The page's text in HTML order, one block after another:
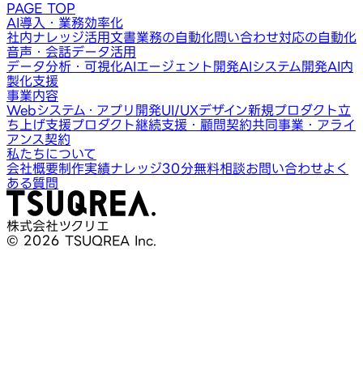
PAGE TOP
AI導入・業務効率化
社内ナレッジ活用文書業務の自動化問い合わせ対応の自動化
音声・会話データ活用
データ分析・可視化AIエージェント開発AIシステム開発AI内
製化支援
事業内容
Webシステム・アプリ開発UI/UXデザイン新規プロダクト立
ち上げ支援プロダクト継続支援・顧問契約共同事業・アライ
アンス契約
私たちについて
会社概要制作実績ナレッジ30分無料相談お問い合わせよく
ある質問
株式会社ツクリエ
© 2026 TSUQREA Inc.